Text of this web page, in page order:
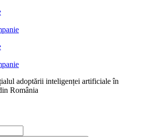
adoptării inteligenței artificiale în
România